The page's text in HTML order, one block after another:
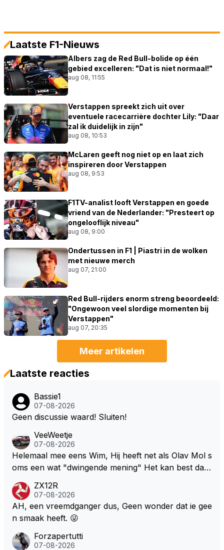
Laatste F1-Nieuws
Albers zag de Red Bull-bolide op één
gebied excelleren: "Dat is niet normaal!"
aug 08, 11:55
Verstappen spreekt zich uit over
eventuele racecarrière dochter Lily: "Daar
zal ik duidelijk in zijn"
aug 08, 10:53
McLaren geeft nog niet op en laat zich
inspireren door Verstappen
aug 08, 9:53
F1TV-analist looft Verstappen en goede
vriend van de Nederlander: "Presteert op
ongelooflijk niveau"
aug 08, 9:00
Ondertussen in F1 | Piastri in de wolken
met nieuwe merch
aug 07, 21:00
Red Bull-rijders enorm streng beoordeeld:
"Ongewoon veel slordige momenten bij
Verstappen"
aug 07, 20:35
Meer artikelen
Laatste reacties
Bassie1
07-08-2026
Geen discussie waard! Sluiten!
VeeWeetje
07-08-2026
Helemaal mee eens Wim, Hij heeft net als Olav Mol s
oms een wat "dwingende mening" Het kan best dat
l bij Windsor op te roepen. Maar in een tijd zonder r
aces zijn dit leuke berichtjes
ZX12R
07-08-2026
AH, een vreemdganger dus, Geen wonder dat ie gee
n smaak heeft. 😜
Forzapertutti
07-08-2026